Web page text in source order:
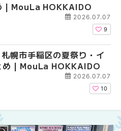
| MouLa HOKKAIDO
2026.07.07
9
幌市手稲区の夏祭り・イ
め | MouLa HOKKAIDO
2026.07.07
10
ベントまとめ |
2026年夏 恵庭市・千
イベントまとめ |
業。「SUPER
ーパーラウンジアネッ
介！！ | MouLa
2026年夏 札幌市豊平
ベントまとめ |